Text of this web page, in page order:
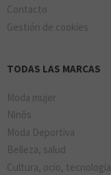
Contacto
Gestión de cookies
TODAS LAS MARCAS
Moda mujer
Ninõs
Moda Deportiva
Belleza, salud
Cultura, ocio, tecnologia